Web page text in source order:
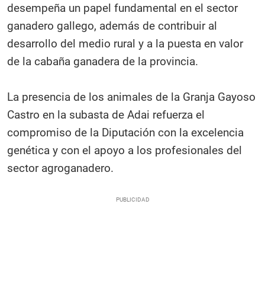
desempeña un papel fundamental en el sector
ganadero gallego, además de contribuir al
desarrollo del medio rural y a la puesta en valor
de la cabaña ganadera de la provincia.
La presencia de los animales de la Granja Gayoso
Castro en la subasta de Adai refuerza el
compromiso de la Diputación con la excelencia
genética y con el apoyo a los profesionales del
sector agroganadero.